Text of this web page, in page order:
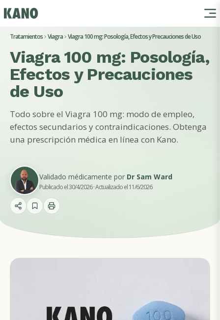
Tratamientos Viagra Viagra 100 mg: Posología, Efectos y Precauciones de Uso
Viagra 100 mg: Posología,
Efectos y Precauciones
de Uso
Todo sobre el Viagra 100 mg: modo de empleo,
efectos secundarios y contraindicaciones. Obtenga
una prescripción médica en línea con Kano.
Validado médicamente por Dr Sam Ward
Publicado el 30/4/2026· Actualizado el 11/6/2026